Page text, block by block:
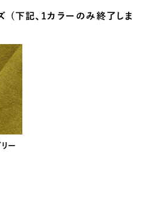
(下記、1カラーのみ終了しま
ー